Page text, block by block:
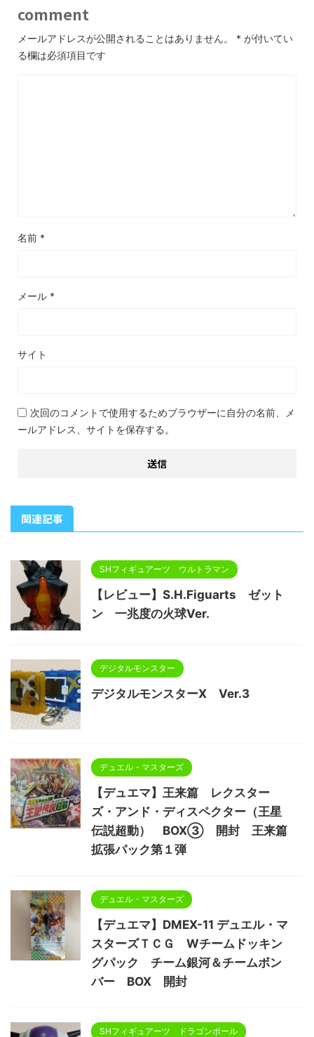
comment
メールアドレスが公開されることはありません。 * が付いてい
る欄は必須項目です
名前 *
メール *
サイト
次回のコメントで使用するためブラウザーに自分の名前、メ
ールアドレス、サイトを保存する。
関連記事
SHフィギュアーツ ウルトラマン
【レビュー】S.H.Figuarts ゼット
ン 一兆度の火球Ver.
デジタルモンスター
デジタルモンスターX Ver.3
デュエル・マスターズ
【デュエマ】王来篇 レクスター
ズ・アンド・ディスペクター（王星
伝説超動） BOX③ 開封 王来篇
拡張パック第１弾
デュエル・マスターズ
【デュエマ】DMEX-11 デュエル・マ
スターズＴＣＧ Wチームドッキン
グパック チーム銀河＆チームボン
バー BOX 開封
SHフィギュアーツ ドラゴンボール